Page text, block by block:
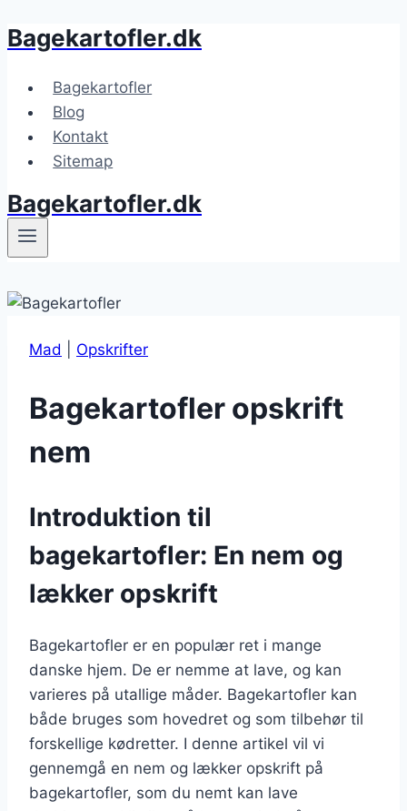
Fortsæt
indhold
Bagekartofler.dk
Bagekartofler
Blog
Kontakt
Sitemap
Bagekartofler.dk
Mad Opskrifter
Bagekartofler opskrift
nem
Introduktion til
bagekartofler: En nem og
lækker opskrift
Bagekartofler er en populær ret i mange
danske hjem. De er nemme at lave, og kan
varieres på utallige måder. Bagekartofler kan
både bruges som hovedret og som tilbehør til
forskellige kødretter. I denne artikel vil vi
gennemgå en nem og lækker opskrift på
bagekartofler, som du nemt kan lave